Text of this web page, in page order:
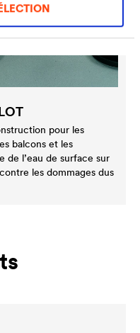
pour les
balcons et les
de l’eau de surface sur
les dommages dus